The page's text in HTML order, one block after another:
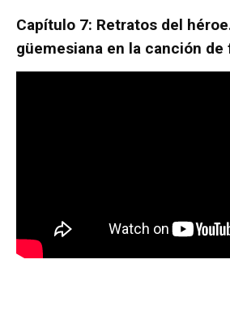
Capítulo 7: Retratos del
güemesiana en la canción de